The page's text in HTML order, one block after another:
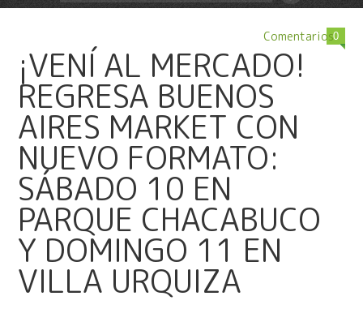
Comentarios0
¡VENÍ AL MERCADO!
REGRESA BUENOS
AIRES MARKET CON
NUEVO FORMATO:
SÁBADO 10 EN
PARQUE CHACABUCO
Y DOMINGO 11 EN
VILLA URQUIZA